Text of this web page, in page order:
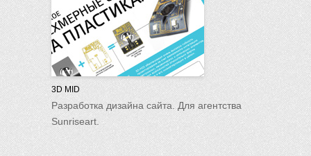
3D MID
Разработка дизайна сайта. Для агентства
Sunriseart.